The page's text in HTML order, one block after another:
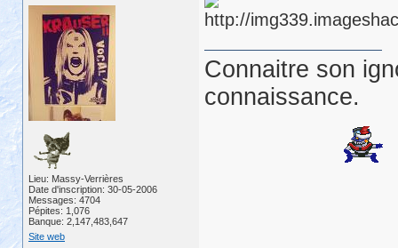
Lieu: Massy-Verrières
Date d'inscription: 30-05-2006
Messages: 4704
Pépites: 1,076
Banque: 2,147,483,647
Site web
Connaitre son
connaissance.